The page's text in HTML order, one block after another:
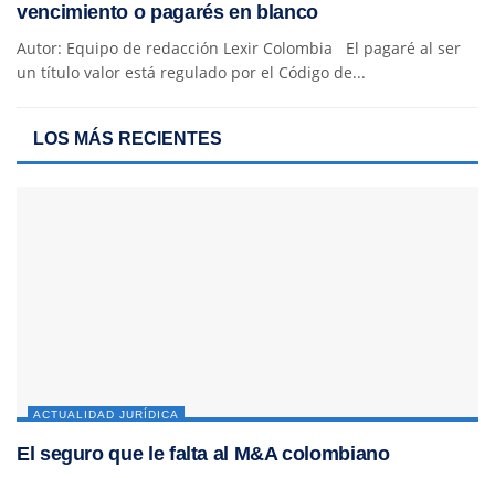
vencimiento o pagarés en blanco
Autor: Equipo de redacción Lexir Colombia El pagaré al ser
un título valor está regulado por el Código de...
LOS MÁS RECIENTES
ACTUALIDAD JURÍDICA
El seguro que le falta al M&A colombiano